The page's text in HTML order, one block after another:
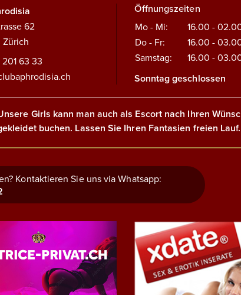
62
201 63 33
Öffnungszeiten
Mo - Mi:
16.00 -
Do - Fr:
16.00 -
Samstag:
16.00 -
Sonntag geschlossen
Girls kann man auch als Escort nach Ihren
buchen. Lassen Sie Ihren Fantasien freien Lauf.
Kontaktieren Sie uns via Whatsapp: